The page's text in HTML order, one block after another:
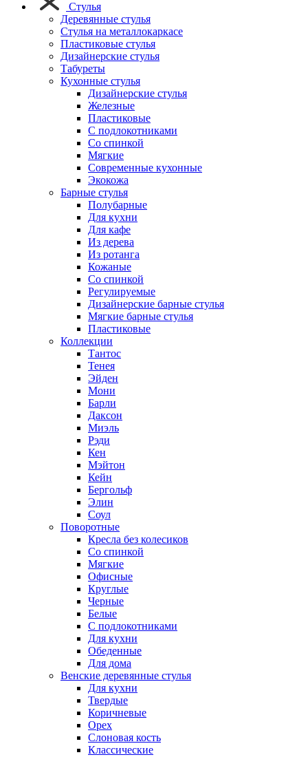
Стулья
Деревянные стулья
Стулья на металлокаркасе
Пластиковые стулья
Дизайнерские стулья
Табуреты
Кухонные стулья
Дизайнерские стулья
Железные
Пластиковые
С подлокотниками
Со спинкой
Мягкие
Современные кухонные
Экокожа
Барные стулья
Полубарные
Для кухни
Для кафе
Из дерева
Из ротанга
Кожаные
Со спинкой
Регулируемые
Дизайнерские барные стулья
Мягкие барные стулья
Пластиковые
Коллекции
Тантос
Тенея
Эйден
Мони
Барли
Даксон
Миэль
Рэди
Кен
Мэйтон
Кейн
Бергольф
Элин
Соул
Поворотные
Кресла без колесиков
Со спинкой
Мягкие
Офисные
Круглые
Черные
Белые
С подлокотниками
Для кухни
Обеденные
Для дома
Венские деревянные стулья
Для кухни
Твердые
Коричневые
Орех
Слоновая кость
Классические